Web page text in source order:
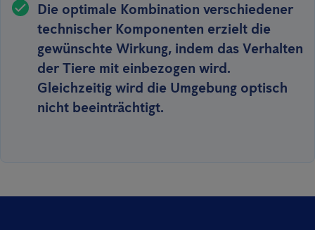
Die optimale Kombination verschiedener
technischer Komponenten erzielt die
gewünschte Wirkung, indem das Verhalten
der Tiere mit einbezogen wird.
Gleichzeitig wird die Umgebung optisch
nicht beeinträchtigt.